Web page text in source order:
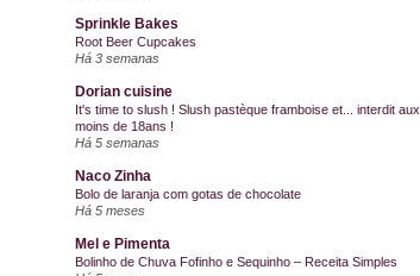
Sprinkle Bakes
Root Beer Cupcakes
Há 3 semanas
Dorian cuisine
It's time to slush ! Slush pastèque framboise et... interdit aux
moins de 18ans !
Há 5 semanas
Naco Zinha
Bolo de laranja com gotas de chocolate
Há 5 meses
Mel e Pimenta
Bolinho de Chuva Fofinho e Sequinho – Receita Simples